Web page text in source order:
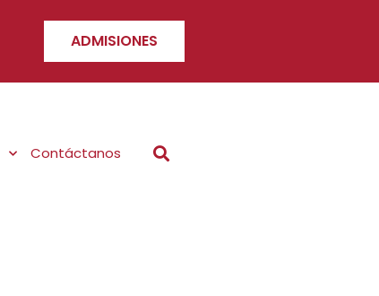
ADMISIONES
Contáctanos